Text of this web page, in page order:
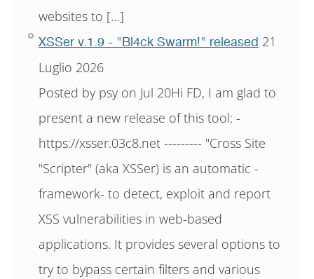
websites to […]
XSSer v.1.9 - "Bl4ck Swarm!" released 21
Luglio 2026
Posted by psy on Jul 20Hi FD, I am glad to
present a new release of this tool: -
https://xsser.03c8.net --------- "Cross Site
"Scripter" (aka XSSer) is an automatic -
framework- to detect, exploit and report
XSS vulnerabilities in web-based
applications. It provides several options to
try to bypass certain filters and various